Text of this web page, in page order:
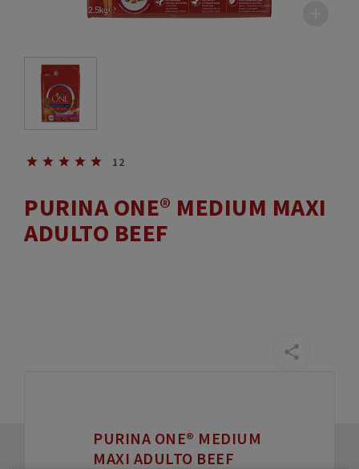
12
PURINA ONE® MEDIUM MAXI
ADULTO BEEF
PURINA ONE® MEDIUM
MAXI ADULTO BEEF